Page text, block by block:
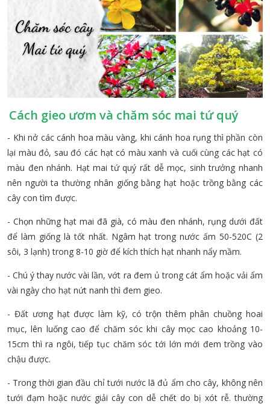
Cách gieo ươm và chăm sóc mai tứ quý
- Khi nở các cánh hoa màu vàng, khi cánh hoa rụng thì phần còn
lại màu đỏ, sau đó các hạt có màu xanh và cuối cùng các hạt có
màu đen nhánh. Hạt mai tứ quý rất dễ mọc, sinh trưởng nhanh
nên người ta thường nhân giống bằng hạt hoặc trồng bằng các
cây con tìm được.
- Chọn những hạt mai đã già, có màu đen nhánh, rụng dưới đất
để làm giống là tốt nhất. Ngâm hạt trong nước ấm 50-520C (2
sôi, 3 lạnh) trong 8-10 giờ để kích thích hạt nhanh nẩy mầm.
- Chú ý thay nước vài lần, vớt ra đem ủ trong cát ẩm hoặc vải ẩm
vài ngày cho hạt nứt nanh thì đem gieo.
- Đất ương hạt được làm kỹ, có trộn thêm phân chuồng hoai
mục, lên luống cao để chăm sóc khi cây mọc cao khoảng 10-
15cm thì ra ngôi, tiếp tục chăm sóc tới lớn mới đem trồng vào
chậu được.
- Trong thời gian đầu chỉ tưới nước lã đủ ẩm cho cây, không nên
tưới đạm hoặc nước giải cây con dễ chết do bị xót rễ. thường